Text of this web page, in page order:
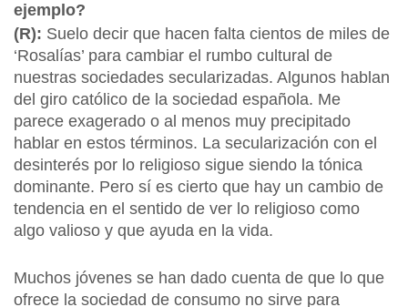
ejemplo?
(R): Suelo decir que hacen falta cientos de miles de
‘Rosalías’ para cambiar el rumbo cultural de
nuestras sociedades secularizadas. Algunos hablan
del giro católico de la sociedad española. Me
parece exagerado o al menos muy precipitado
hablar en estos términos. La secularización con el
desinterés por lo religioso sigue siendo la tónica
dominante. Pero sí es cierto que hay un cambio de
tendencia en el sentido de ver lo religioso como
algo valioso y que ayuda en la vida.
Muchos jóvenes se han dado cuenta de que lo que
ofrece la sociedad de consumo no sirve para